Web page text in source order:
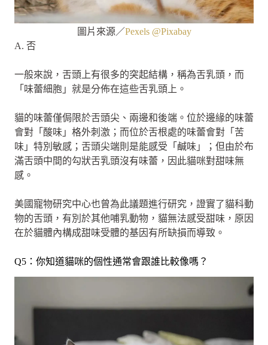
圖片來源／Pexels @Pixabay
A. 否
一般來說，舌頭上有很多的突起結構，稱為舌乳頭，而
「味蕾細胞」就是分佈在這些舌乳頭上。
貓的味蕾僅侷限於舌頭尖、兩邊和後端。位於邊緣的味蕾
會對「酸味」格外刺激；而位於舌根處的味蕾會對「苦
味」特別敏感；舌頭尖端則是能感受「鹹味」；但由於布
滿舌頭中間的勾狀舌乳頭沒有味蕾，因此貓咪對甜味無
感。
美國寵物研究中心也曾為此議題進行研究，證實了貓科動
物的舌頭，有別於其他哺乳動物，貓無法感受甜味，原因
在於貓體內構成甜味受體的基因有所缺損而導致。
Q5：你知道貓咪的個性通常會跟誰比較像嗎？